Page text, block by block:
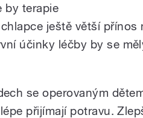
by terapie
ještě větší přínos
účinky léčby by se
se operovaným
přijímají potravu.